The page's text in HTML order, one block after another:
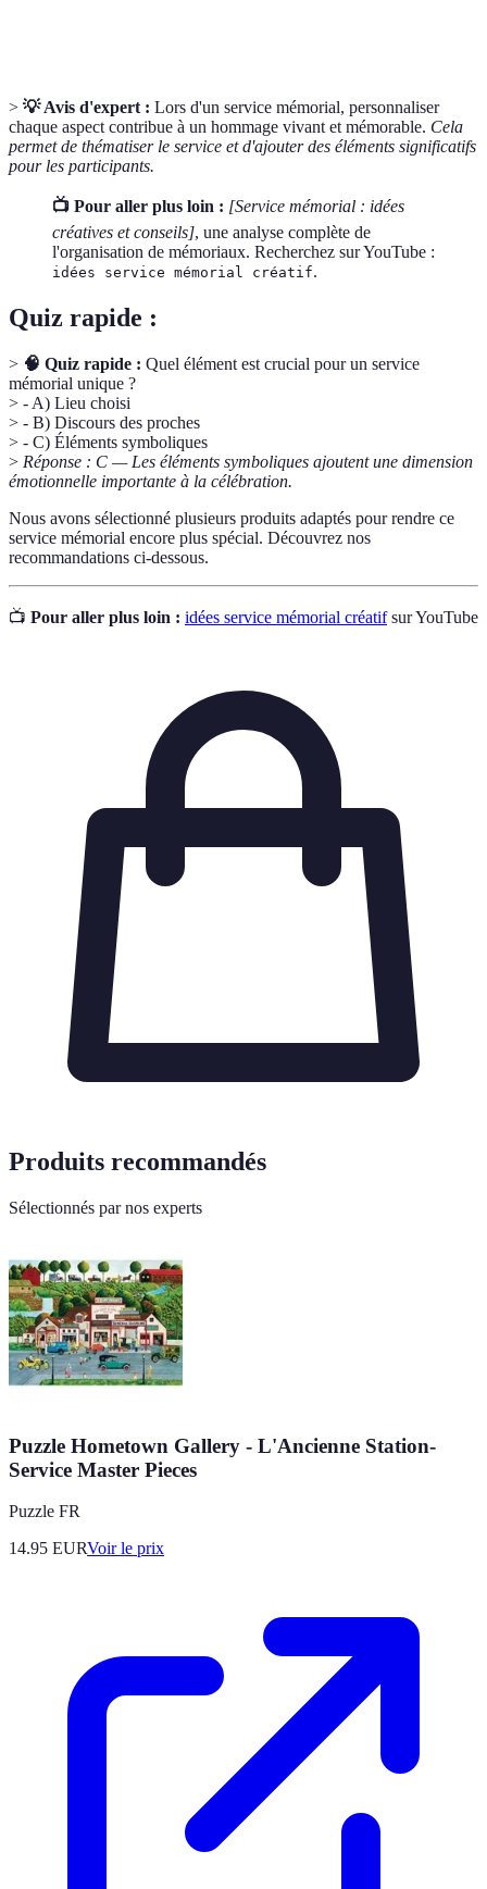
> 💡 Avis d'expert : Lors d'un service mémorial, personnaliser
chaque aspect contribue à un hommage vivant et mémorable. Cela
permet de thématiser le service et d'ajouter des éléments significatifs
pour les participants.
📺 Pour aller plus loin : [Service mémorial : idées
créatives et conseils], une analyse complète de
l'organisation de mémoriaux. Recherchez sur YouTube :
idées service mémorial créatif.
Quiz rapide :
> 🧠 Quiz rapide : Quel élément est crucial pour un service
mémorial unique ?
> - A) Lieu choisi
> - B) Discours des proches
> - C) Éléments symboliques
> Réponse : C — Les éléments symboliques ajoutent une dimension
émotionnelle importante à la célébration.
Nous avons sélectionné plusieurs produits adaptés pour rendre ce
service mémorial encore plus spécial. Découvrez nos
recommandations ci-dessous.
📺 Pour aller plus loin : idées service mémorial créatifsur YouTube
Produits recommandés
Sélectionnés par nos experts
Puzzle Hometown Gallery - L'Ancienne Station-
Service Master Pieces
Puzzle FR
14.95 EURVoir le prix